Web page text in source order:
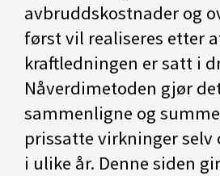
avbruddskostnader og
først vil realiseres etter
kraftledningen er satt i
Nåverdimetoden gjør
sammenligne og
prissatte virkninger selv
i ulike år. Denne siden